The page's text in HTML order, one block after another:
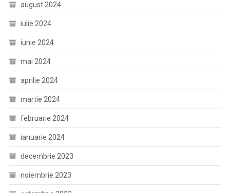
august 2024
iulie 2024
iunie 2024
mai 2024
aprilie 2024
martie 2024
februarie 2024
ianuarie 2024
decembrie 2023
noiembrie 2023